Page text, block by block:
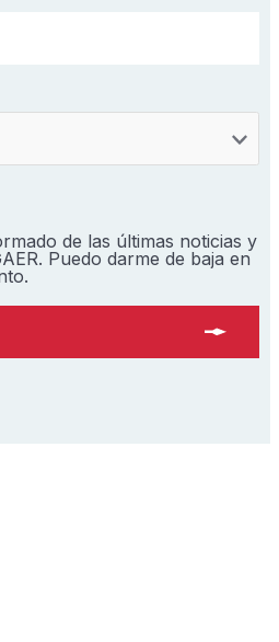
de las últimas noticias y
Puedo darme de baja en